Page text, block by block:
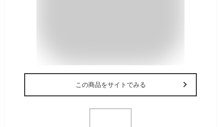
この商品をサイトでみる